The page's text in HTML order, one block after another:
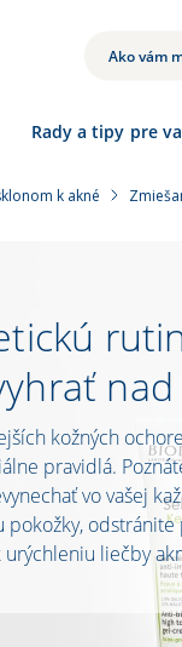
VYHĽADÁVANIE
Rady a tipy pre
k ​​akné
kožných
pravidlá.
vo vašej
pokožky,
liečby